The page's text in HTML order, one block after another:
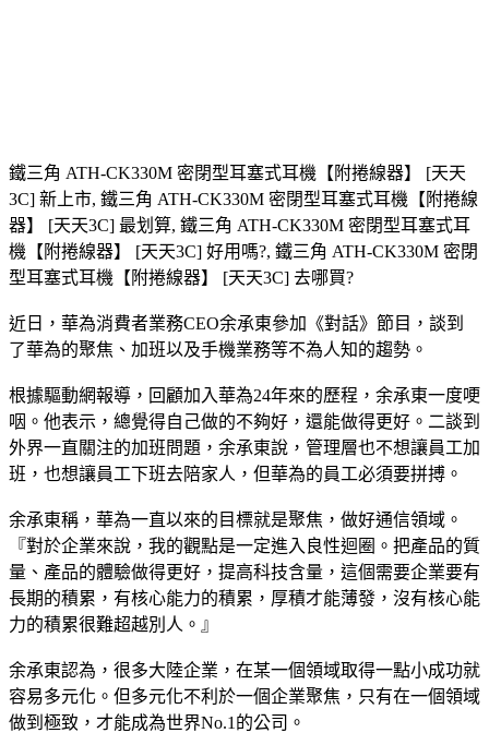
鐵三角 ATH-CK330M 密閉型耳塞式耳機【附捲線器】 [天天
3C] 新上市, 鐵三角 ATH-CK330M 密閉型耳塞式耳機【附捲線
器】 [天天3C] 最划算, 鐵三角 ATH-CK330M 密閉型耳塞式耳
機【附捲線器】 [天天3C] 好用嗎?, 鐵三角 ATH-CK330M 密閉
型耳塞式耳機【附捲線器】 [天天3C] 去哪買?
近日，華為消費者業務CEO余承東參加《對話》節目，談到
了華為的聚焦、加班以及手機業務等不為人知的趨勢。
根據驅動網報導，回顧加入華為24年來的歷程，余承東一度哽
咽。他表示，總覺得自己做的不夠好，還能做得更好。二談到
外界一直關注的加班問題，余承東說，管理層也不想讓員工加
班，也想讓員工下班去陪家人，但華為的員工必須要拼搏。
余承東稱，華為一直以來的目標就是聚焦，做好通信領域。
『對於企業來說，我的觀點是一定進入良性迴圈。把產品的質
量、產品的體驗做得更好，提高科技含量，這個需要企業要有
長期的積累，有核心能力的積累，厚積才能薄發，沒有核心能
力的積累很難超越別人。』
余承東認為，很多大陸企業，在某一個領域取得一點小成功就
容易多元化。但多元化不利於一個企業聚焦，只有在一個領域
做到極致，才能成為世界No.1的公司。